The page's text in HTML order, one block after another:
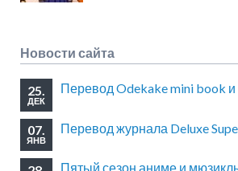
Новости сайта
25.
ДЕК
Перевод Odekake mini book и
07.
ЯНВ
Перевод журнала Deluxe
Пятый сезон аниме и